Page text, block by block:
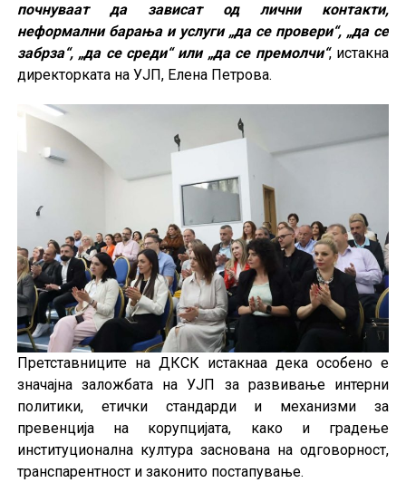
почнуваат да зависат од лични контакти,
неформални барања и услуги „да се провери“, „да се
забрза“, „да се среди“ или „да се премолчи“, истакна
директорката на УЈП, Елена Петрова.
Претставниците на ДКСК истакнаа дека особено е
значајна заложбата на УЈП за развивање интерни
политики, етички стандарди и механизми за
превенција на корупцијата, како и градење
институционална култура заснована на одговорност,
транспарентност и законито постапување.